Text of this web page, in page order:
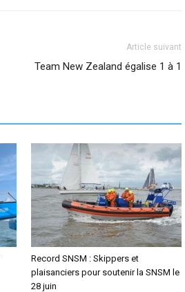
Article suivant
Team New Zealand égalise 1 à 1
Record SNSM : Skippers et
plaisanciers pour soutenir la SNSM le
28 juin